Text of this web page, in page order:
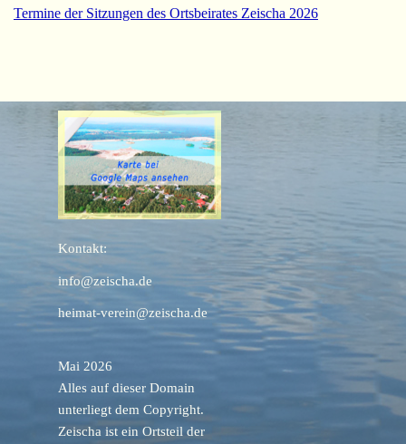
Termine der Sitzungen des Ortsbeirates Zeischa 2026
Mai 2026
Alles auf dieser Domain
unterliegt dem Copyright.
Zeischa ist ein Ortsteil der
Kontakt:
info@zeischa.de
heimat-verein@zeischa.de